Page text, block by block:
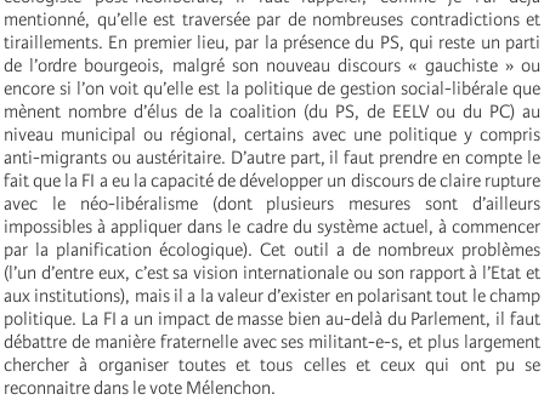
mentionné, qu’elle est traversée par de nombreuses contradictions et
tiraillements. En premier lieu, par la présence du PS, qui reste un parti
de l’ordre bourgeois, malgré son nouveau discours « gauchiste » ou
encore si l’on voit qu’elle est la politique de gestion social-libérale que
mènent nombre d’élus de la coalition (du PS, de EELV ou du PC) au
niveau municipal ou régional, certains avec une politique y compris
anti-migrants ou austéritaire. D’autre part, il faut prendre en compte le
fait que la FI a eu la capacité de développer un discours de claire rupture
avec le néo-libéralisme (dont plusieurs mesures sont d’ailleurs
impossibles à appliquer dans le cadre du système actuel, à commencer
par la planification écologique). Cet outil a de nombreux problèmes
(l’un d’entre eux, c’est sa vision internationale ou son rapport à l’Etat et
aux institutions), mais il a la valeur d’exister en polarisant tout le champ
politique. La FI a un impact de masse bien au-delà du Parlement, il faut
débattre de manière fraternelle avec ses militant-e-s, et plus largement
chercher à organiser toutes et tous celles et ceux qui ont pu se
reconnaitre dans le vote Mélenchon.